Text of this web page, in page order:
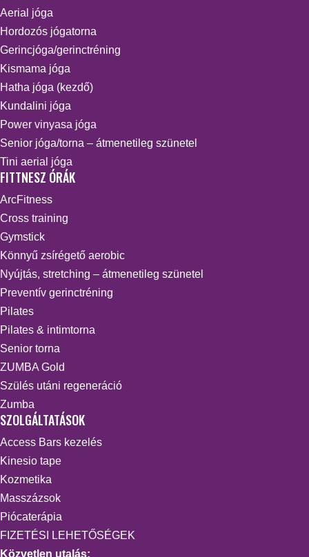
Aerial jóga
Hordozós jógatorna
Gerincjóga/gerinctréning
Kismama jóga
Hatha jóga (kezdő)
Kundalini jóga
Power vinyasa jóga
Senior jóga/torna – átmenetileg szünetel
Tini aerial jóga
FITTNESZ ÓRÁK
ArcFitness
Cross training
Gymstick
Könnyű zsírégető aerobic
Nyújtás, stretching – átmenetileg szünetel
Preventív gerinctréning
Pilates
Pilates & intimtorna
Senior torna
ZUMBA Gold
Szülés utáni regeneráció
Zumba
SZOLGÁLTATÁSOK
Access Bars kezelés
Kinesio tape
Kozmetika
Masszázsok
Piócaterápia
FIZETÉSI LEHETŐSÉGEK
Közvetlen utalás: